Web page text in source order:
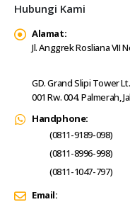
Hubungi Kami
Alamat:
Jl. Anggrek Rosliana VII
GD. Grand Slipi Tower
001 Rw. 004. Palmerah,
Handphone:
(0811-9189-098)
(0811-8996-998)
(0811-1047-797)
Email: